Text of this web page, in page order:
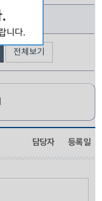
전체보기
담당자 등록일